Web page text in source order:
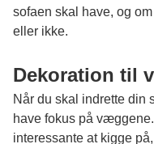
sofaen skal have, og
eller ikke.
Dekoration til
Når du skal indrette din
have fokus på
interessante at kigge